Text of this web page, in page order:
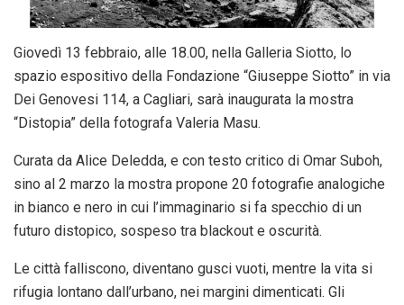
Giovedì 13 febbraio, alle 18.00, nella Galleria Siotto, lo
spazio espositivo della Fondazione “Giuseppe Siotto” in via
Dei Genovesi 114, a Cagliari, sarà inaugurata la mostra
“Distopia” della fotografa Valeria Masu.
Curata da Alice Deledda, e con testo critico di Omar Suboh,
sino al 2 marzo la mostra propone 20 fotografie analogiche
in bianco e nero in cui l’immaginario si fa specchio di un
futuro distopico, sospeso tra blackout e oscurità.
Le città falliscono, diventano gusci vuoti, mentre la vita si
rifugia lontano dall’urbano, nei margini dimenticati. Gli